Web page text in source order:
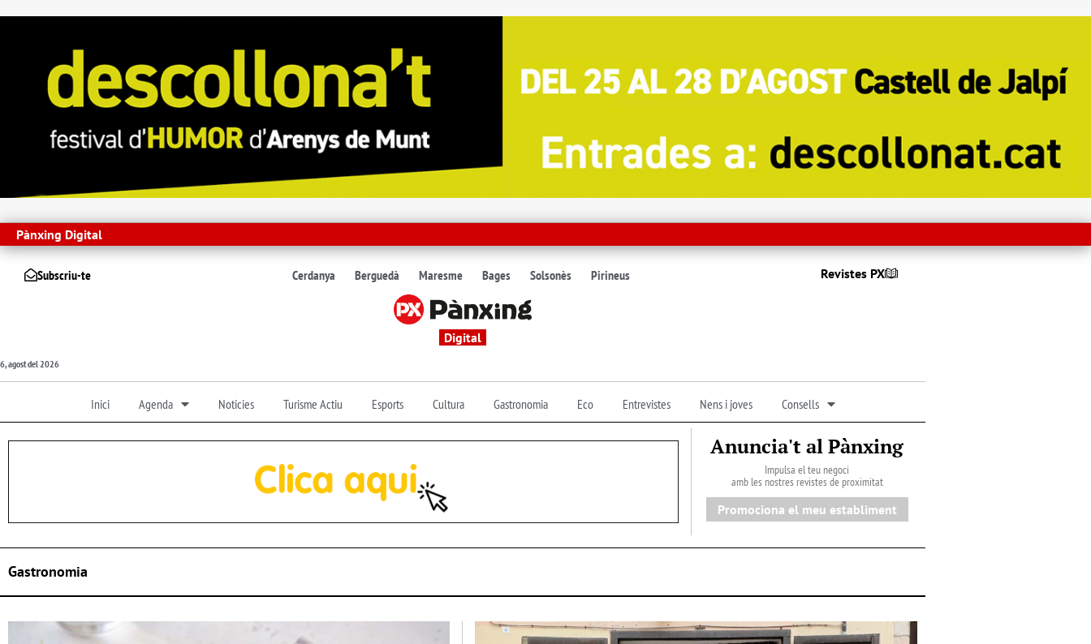
Pànxing Digital
Subscriu-te Cerdanya Berguedà Maresme Bages Solsonès Pirineus Revistes PX
Digital
6, agost del 2026
Inici Agenda Noticies Turisme Actiu Esports Cultura Gastronomia Eco Entrevistes Nens i joves Consells
Anuncia't al Pànxing
Impulsa el teu negoci
amb les nostres revistes de proximitat
Promociona el meu establiment
Gastronomia